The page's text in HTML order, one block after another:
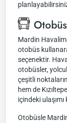
Otobüs
Mardin
otobüs
seçenektir.
otobüsler,
çeşitli
hem de
içindeki ulaşımı
Otobüsle